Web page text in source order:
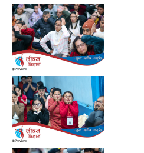
Preview
Preview